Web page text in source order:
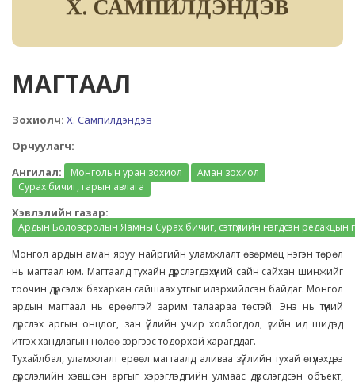
МАГТААЛ
Зохиолч: Х. Сампилдэндэв
Орчуулагч:
Ангилал:
Монголын уран зохиол
Аман зохиол
Сурах бичиг, гарын авлага
Хэвлэлийн газар:
Ардын Боловсролын Яамны Сурах бичиг, сэтгүүлийн нэгдсэн редакцын
Монгол ардын аман яруу найргийн уламжлалт өвөрмөц нэгэн төрөл
нь магтаал юм. Магтаалд тухайн дүрслэгдэхүүний сайн сайхан шинжийг
тоочин дүрсэлж бахархан сайшаах утгыг илэрхийлсэн байдаг. Монгол
ардын магтаал нь ерөөлтэй зарим талаараа төстэй. Энэ нь түүний
дүрслэх аргын онцлог, зан үйлийн учир холбогдол, үгийн ид шидэд
итгэх хандлагын нөлөө зэргээс тодорхой харагддаг.
Тухайлбал, уламжлалт ерөөл магтаалд аливаа зүйлийн тухай өгүүлэхдээ
дүрслэлийн хэвшсэн аргыг хэрэглэдгийн улмаас дүрслэгдсэн объект,